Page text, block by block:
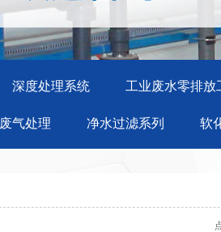
深度处理系统 工业废水零排放
废气处理 净水过滤系列 软